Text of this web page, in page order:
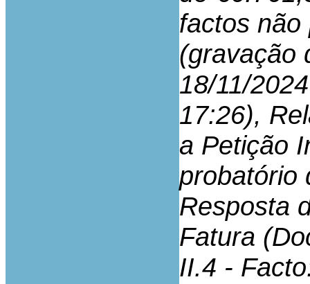
factos não
(gravação
18/11/
17:26),
a Petição
probatório
Resposta
Fatura
II.4 -